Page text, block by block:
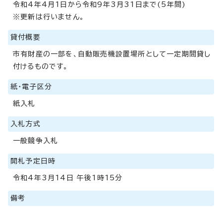
令和4年4月1日から令和9年3月31日まで(5年間)
※更新は行いません。
貸付概要
市有財産の一部を、自動販売機設置場所として一定期間貸し
付けるものです。
紙・電子区分
紙入札
入札方式
一般競争入札
開札予定日時
令和4年3月14日 午後1時15分
備考